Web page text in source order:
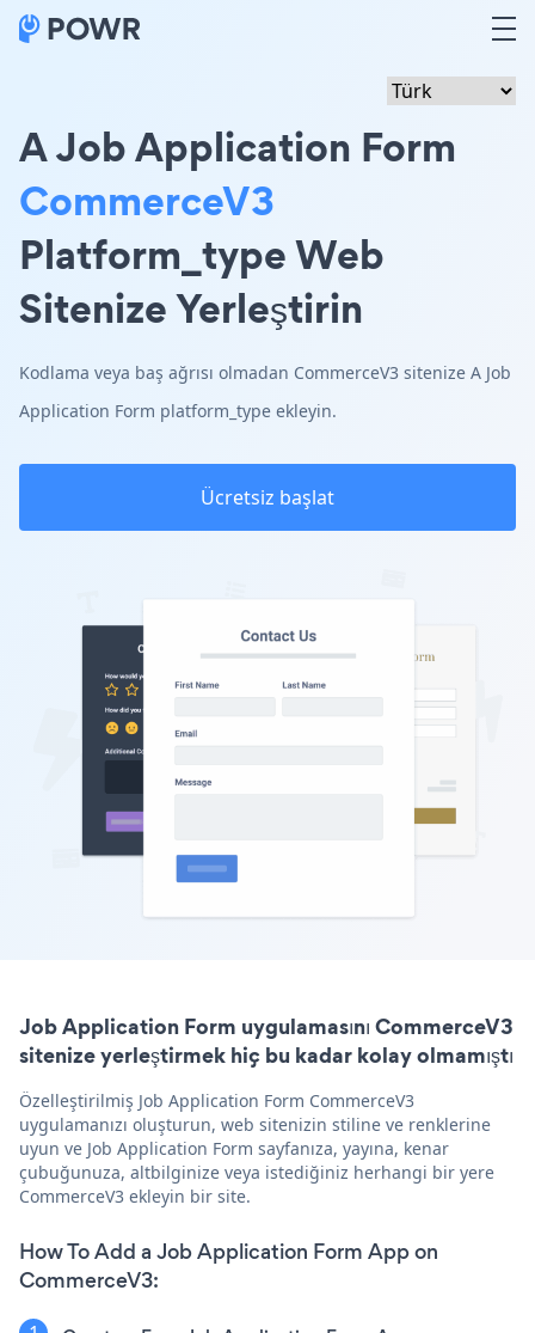
A Job Application Form
CommerceV3
Platform_type Web
Sitenize Yerleştirin
Kodlama veya baş ağrısı olmadan CommerceV3 sitenize A Job
Application Form platform_type ekleyin.
Ücretsiz başlat
Job Application Form uygulamasını CommerceV3
sitenize yerleştirmek hiç bu kadar kolay olmamıştı
Özelleştirilmiş Job Application Form CommerceV3
uygulamanızı oluşturun, web sitenizin stiline ve renklerine
uyun ve Job Application Form sayfanıza, yayına, kenar
çubuğunuza, altbilginize veya istediğiniz herhangi bir yere
CommerceV3 ekleyin bir site.
How To Add a Job Application Form App on
CommerceV3: